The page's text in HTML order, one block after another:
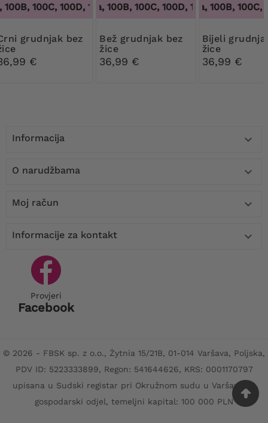
100C, 100D, 100DD, 100F, 100G, 100H, 100I, 100J,
bez
€
100 tisuća, 100B, 100C, 100D, 100DD, 100F,
Bež grudnjak bez
žice
36,99 €
100 tisuća, 100B, 100C,
Bijeli grudnjak bez
žice
36,99 €
Informacija 
O narudžbama 
Moj račun 
Informacije za kontakt 
Provjeri
Facebook
© 2026 - FBSK sp. z o.o., Żytnia 15/21B, 01-014 Varšava, Poljska,
PDV ID: 5223333899, Regon: 541644626, KRS: 0001170797
upisana u Sudski registar pri Okružnom sudu u Varšavi, XII
gospodarski odjel, temeljni kapital: 100 000 PLN